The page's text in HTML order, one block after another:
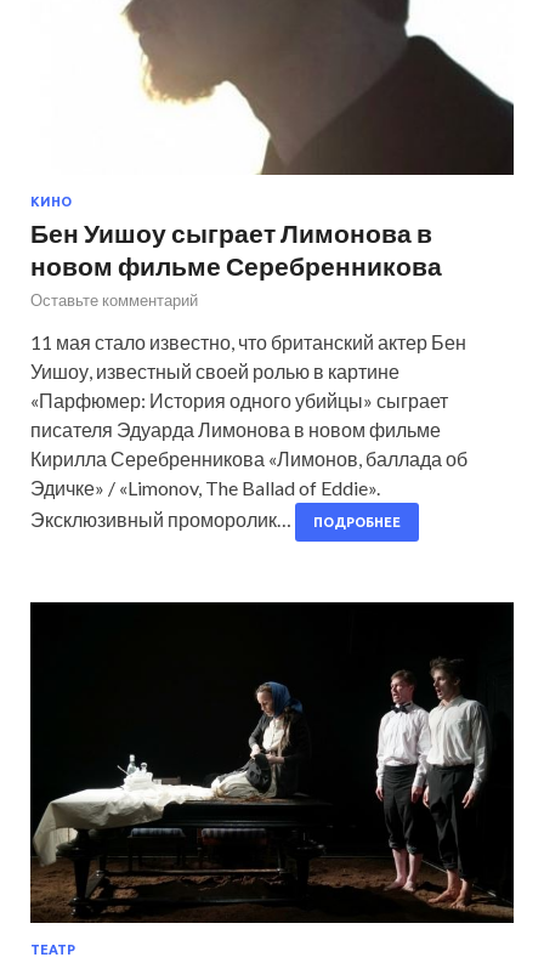
КИНО
Бен Уишоу сыграет Лимонова в
новом фильме Серебренникова
Оставьте комментарий
11 мая стало известно, что британский актер Бен
Уишоу, известный своей ролью в картине
«Парфюмер: История одного убийцы» сыграет
писателя Эдуарда Лимонова в новом фильме
Кирилла Серебренникова «Лимонов, баллада об
Эдичке» / «Limonov, The Ballad of Eddie».
Эксклюзивный проморолик…
ПОДРОБНЕЕ
ТЕАТР